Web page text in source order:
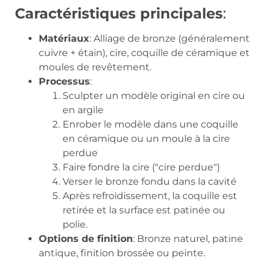
Caractéristiques principales:
Matériaux: Alliage de bronze (généralement
cuivre + étain), cire, coquille de céramique et
moules de revêtement.
Processus:
Sculpter un modèle original en cire ou
en argile
Enrober le modèle dans une coquille
en céramique ou un moule à la cire
perdue
Faire fondre la cire ("cire perdue")
Verser le bronze fondu dans la cavité
Après refroidissement, la coquille est
retirée et la surface est patinée ou
polie.
Options de finition: Bronze naturel, patine
antique, finition brossée ou peinte.